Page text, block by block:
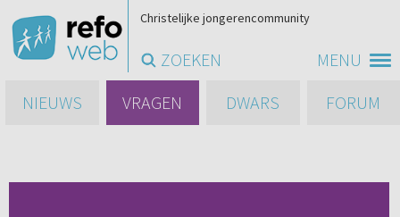
MENU
Christelijke jongerencommunity
ZOEKEN
NIEUWS
VRAGEN DWARS FORUM